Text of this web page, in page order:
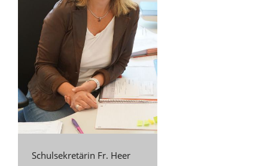
Schulsekretärin Fr. Heer